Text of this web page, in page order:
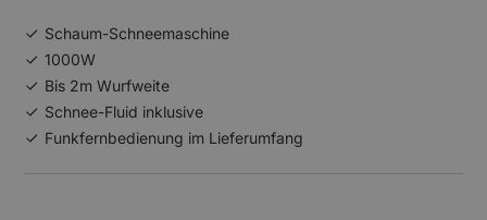
Schaum-Schneemaschine
1000W
Bis 2m Wurfweite
Schnee-Fluid inklusive
Funkfernbedienung im Lieferumfang